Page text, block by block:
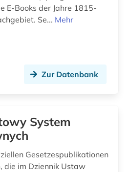
internationale schiedsgerichtsbarkeit (1)
internationales handelsrecht (1)
internationales umweltrecht (1)
jahresabschluss (1)
E-Books der Jahre 1815-
2015 zu diesem Fachgebiet. Se... Mehr
Zur Datenbank
System
Gesetzespublikationen
die im Dziennik Ustaw